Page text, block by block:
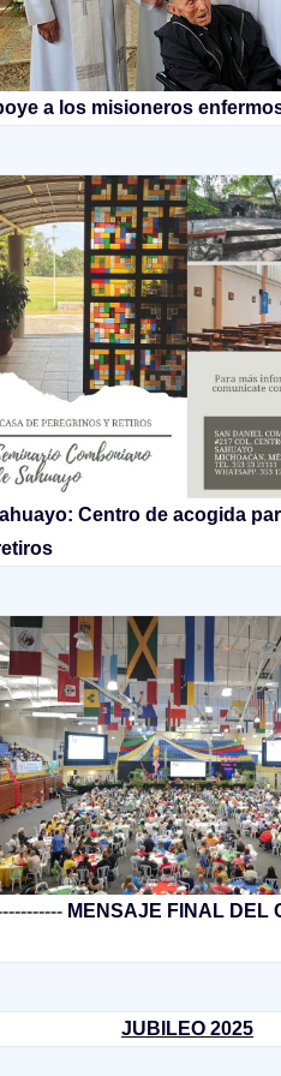
a los misioneros
Centro de acogida
MENSAJE FINAL DEL
JUBILEO 2025